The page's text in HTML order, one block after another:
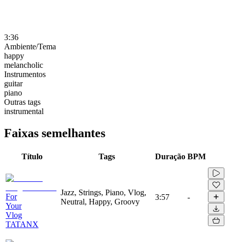
3:36
Ambiente/Tema
happy
melancholic
Instrumentos
guitar
piano
Outras tags
instrumental
Faixas semelhantes
Título Tags Duração BPM
For
Your
Vlog
TATANX
Jazz, Strings, Piano, Vlog,
Neutral, Happy, Groovy
3:57 -